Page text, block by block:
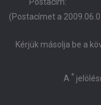
(Postacímet a
Kérjük másolja be a
A *